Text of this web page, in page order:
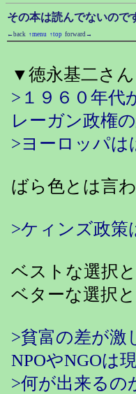
その本は読んでないので
←back ↑menu ↑top forward→
▼徳永基二さん
>１９６０年代
レーガン政権
>ヨーロッパは
ばら色とは言
>ケィンズ政策
ベストな選択
ベターな選択と
>貧富の差が激
NPOやNGOは
>何が出来るの